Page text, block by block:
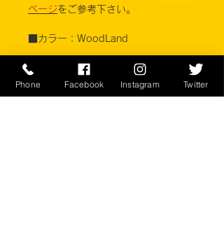
ページをご参考下さい。
■カラー：WoodLand
素材 コットン50% ナイロン50%
※ご注意ください
Phone Facebook Instagram Twitter